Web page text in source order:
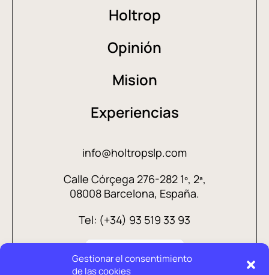
Gestionar el consentimiento
de las cookies
Holtrop
Opinión
Mision
Experiencias
info@holtropslp.com
Calle Córçega 276-282 1º, 2ª,
08008 Barcelona, España.
Tel: (+34) 93 519 33 93